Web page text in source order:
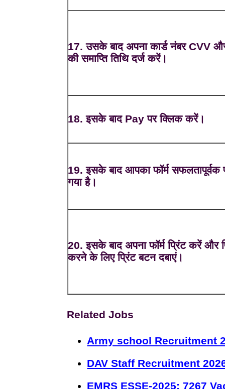
17. उसके बाद अपना कार्ड नंबर CVV
की समाप्ति तिथि दर्ज करें।
18. इसके बाद Pay पर क्लिक करें।
19. इसके बाद आपका फॉर्म सफलतापूर्वक
गया है।
20. इसके बाद अपना फॉर्म प्रिंट करें और
करने के लिए प्रिंट बटन दबाएं।
Related Jobs
Army school Recruitment
DAV Staff Recruitment
EMRS ESSE-2025: 7267